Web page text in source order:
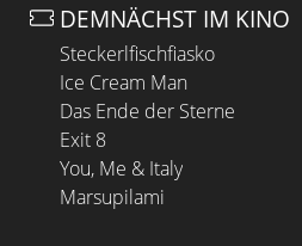
DEMNÄCHST IM KINO
Steckerlfischfiasko
Ice Cream Man
Das Ende der Sterne
Exit 8
You, Me & Italy
Marsupilami